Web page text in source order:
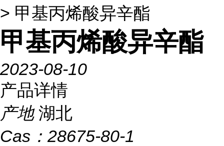
> 甲基丙烯酸异辛酯
甲基丙烯酸异辛酯
2023-08-10
产品详情
产地 湖北
Cas： 28675-80-1